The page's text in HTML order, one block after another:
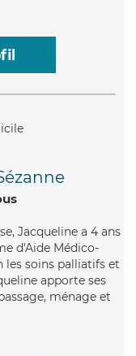
Jacqueline a 4 ans
d'Aide Médico-
les soins palliatifs et
apporte ses
ménage et